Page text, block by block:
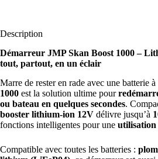
Description
Démarreur JMP Skan Boost 1000 –
tout, partout, en un éclair
Marre de rester en rade avec une batterie
1000 est la solution ultime pour
ou bateau en quelques secondes.
booster lithium-ion 12V délivre jusqu’à
fonctions intelligentes pour une utilisation
Compatible avec toutes les batteries :